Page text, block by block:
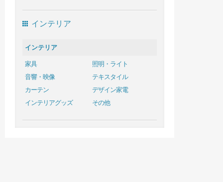
インテリア
インテリア
家具
照明・ライト
音響・映像
テキスタイル
カーテン
デザイン家電
インテリアグッズ
その他